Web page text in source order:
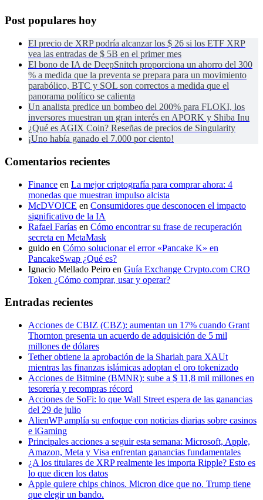
Post populares hoy
El precio de XRP podría alcanzar los $ 26 si los ETF XRP
vea las entradas de $ 5B en el primer mes
El bono de IA de DeepSnitch proporciona un ahorro del 300
% a medida que la preventa se prepara para un movimiento
parabólico, BTC y SOL son correctos a medida que el
panorama político se calienta
Un analista predice un bombeo del 200% para FLOKI, los
inversores muestran un gran interés en APORK y Shiba Inu
¿Qué es AGIX Coin? Reseñas de precios de Singularity
¡Uno había ganado el 7.000 por ciento!
Comentarios recientes
Finance en La mejor criptografía para comprar ahora: 4
monedas que muestran impulso alcista
McDVOICE en Consumidores que desconocen el impacto
significativo de la IA
Rafael Farías en Cómo encontrar su frase de recuperación
secreta en MetaMask
guido en Cómo solucionar el error «Pancake K» en
PancakeSwap ¿Qué es?
Ignacio Mellado Peiro en Guía Exchange Crypto.com CRO
Token ¿Cómo comprar, usar y operar?
Entradas recientes
Acciones de CBIZ (CBZ): aumentan un 17% cuando Grant
Thornton presenta un acuerdo de adquisición de 5 mil
millones de dólares
Tether obtiene la aprobación de la Shariah para XAUt
mientras las finanzas islámicas adoptan el oro tokenizado
Acciones de Bitmine (BMNR): sube a $ 11,8 mil millones en
tesorería y recompras récord
Acciones de SoFi: lo que Wall Street espera de las ganancias
del 29 de julio
AlienWP amplía su enfoque con noticias diarias sobre casinos
e iGaming
Principales acciones a seguir esta semana: Microsoft, Apple,
Amazon, Meta y Visa enfrentan ganancias fundamentales
¿A los titulares de XRP realmente les importa Ripple? Esto es
lo que dicen los datos
Apple quiere chips chinos. Micron dice que no. Trump tiene
que elegir un bando.